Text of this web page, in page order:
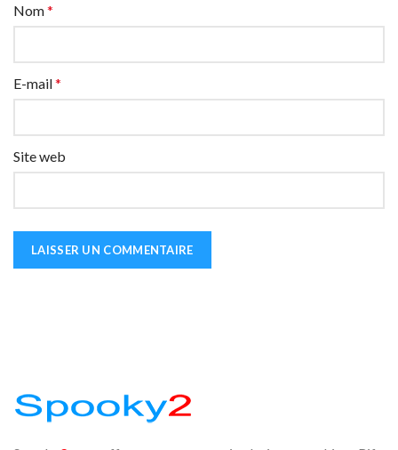
Nom*
E-mail*
Site web